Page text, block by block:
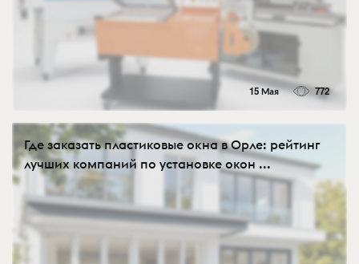
15 Мая 772
Где заказать пластиковые окна в Орле: рейтинг
лучших компаний по установке окон ...